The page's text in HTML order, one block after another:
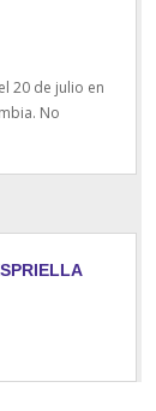
20 de julio en
No